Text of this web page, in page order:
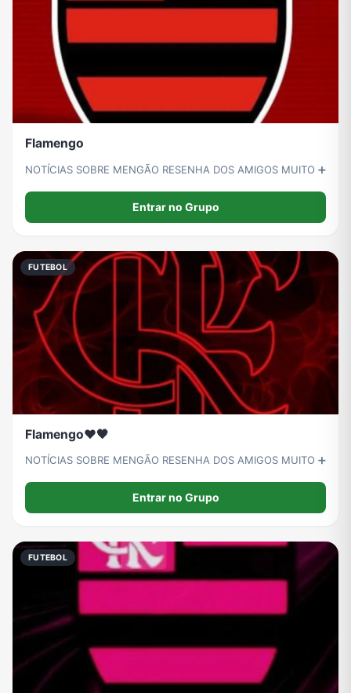
Flamengo
NOTÍCIAS SOBRE MENGÃO RESENHA DOS AMIGOS MUITO ➕
Entrar no Grupo
FUTEBOL
Flamengo❤️🖤
NOTÍCIAS SOBRE MENGÃO RESENHA DOS AMIGOS MUITO ➕
Entrar no Grupo
FUTEBOL